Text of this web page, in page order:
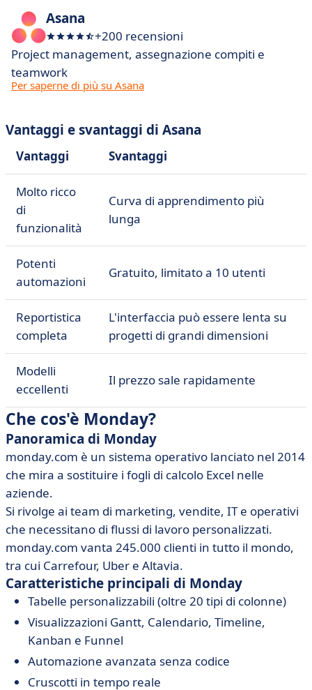
Asana
+200 recensioni
Project management, assegnazione compiti e
teamwork
Per saperne di più su Asana
Vantaggi e svantaggi di Asana
Vantaggi Svantaggi
Molto ricco
di
funzionalità
Curva di apprendimento più
lunga
Potenti
automazioni
Gratuito, limitato a 10 utenti
Reportistica
completa
L'interfaccia può essere lenta su
progetti di grandi dimensioni
Modelli
eccellenti
Il prezzo sale rapidamente
Che cos'è Monday?
Panoramica di Monday
monday.com è un sistema operativo lanciato nel 2014
che mira a sostituire i fogli di calcolo Excel nelle
aziende.
Si rivolge ai team di marketing, vendite, IT e operativi
che necessitano di flussi di lavoro personalizzati.
monday.com vanta 245.000 clienti in tutto il mondo,
tra cui Carrefour, Uber e Altavia.
Caratteristiche principali di Monday
Tabelle personalizzabili (oltre 20 tipi di colonne)
Visualizzazioni Gantt, Calendario, Timeline,
Kanban e Funnel
Automazione avanzata senza codice
Cruscotti in tempo reale